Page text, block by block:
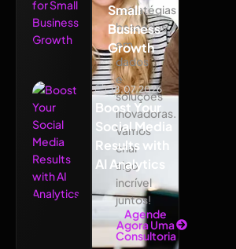
Small
Business
Growth
18.07.2026
Boost Your
Social Media
Results with
AI Analytics
estratégias
baseadas
em
dados
e
soluções
inovadoras.
Vamos
criar
algo
incrível
juntos!
Agende
Agora Uma
Consultoria